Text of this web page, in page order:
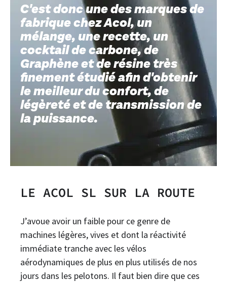
C'est donc une des marques de
fabrique chez Acol, un
mélange, une recette, un
cocktail de carbone, de
Graphène et de résine très
finement étudié afin d'obtenir
le meilleur du confort, de
légèreté et de transmission de
la puissance.
LE ACOL SL SUR LA ROUTE
J’avoue avoir un faible pour ce genre de
machines légères, vives et dont la réactivité
immédiate tranche avec les vélos
aérodynamiques de plus en plus utilisés de nos
jours dans les pelotons. Il faut bien dire que ces